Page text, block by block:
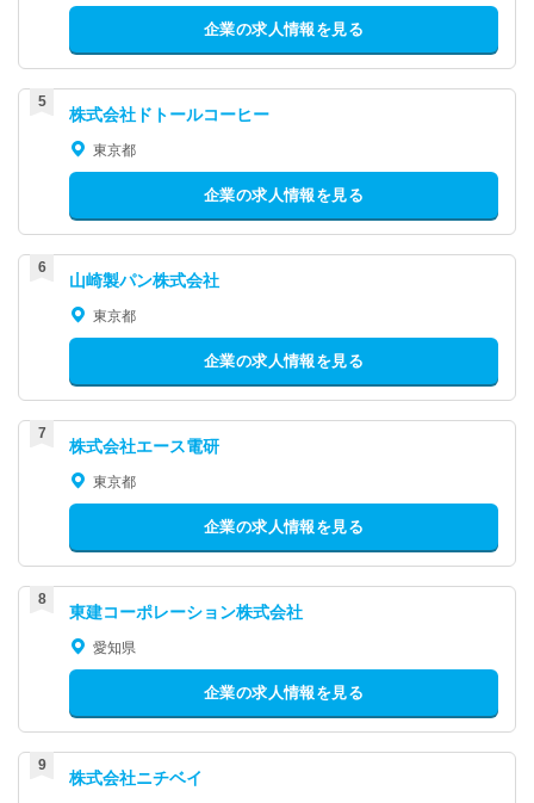
企業の求人情報を見る
株式会社ドトールコーヒー
東京都
企業の求人情報を見る
山崎製パン株式会社
東京都
企業の求人情報を見る
株式会社エース電研
東京都
企業の求人情報を見る
東建コーポレーション株式会社
愛知県
企業の求人情報を見る
株式会社ニチベイ